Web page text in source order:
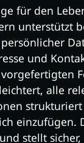
für den
unterstützt
und
alle
einzufügen.
stellt sicher,